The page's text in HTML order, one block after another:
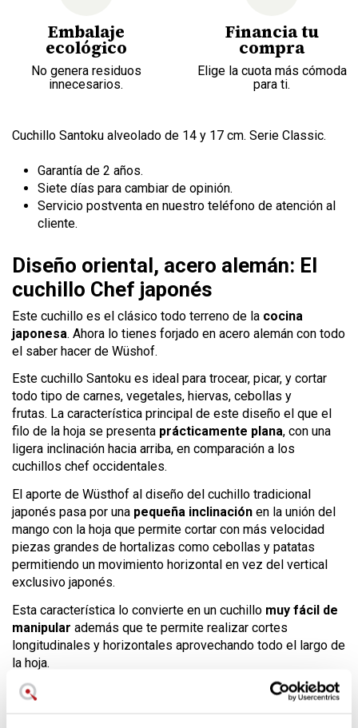
Embalaje
ecológico
No genera residuos
innecesarios.
Financia tu
compra
Elige la cuota más cómoda
para ti.
Cuchillo Santoku alveolado de 14 y 17 cm. Serie Classic.
Garantía de 2 años.
Siete días para cambiar de opinión.
Servicio postventa en nuestro teléfono de atención al
cliente.
Diseño oriental, acero alemán: El
cuchillo Chef japonés
Este cuchillo es el clásico todo terreno de la cocina
japonesa. Ahora lo tienes forjado en acero alemán con todo
el saber hacer de Wüshof.
Este cuchillo Santoku es ideal para trocear, picar, y cortar
todo tipo de carnes, vegetales, hiervas, cebollas y
frutas. La característica principal de este diseño el que el
filo de la hoja se presenta prácticamente plana, con una
ligera inclinación hacia arriba, en comparación a los
cuchillos chef occidentales.
El aporte de Wüsthof al diseño del cuchillo tradicional
japonés pasa por una pequeña inclinación en la unión del
mango con la hoja que permite cortar con más velocidad
piezas grandes de hortalizas como cebollas y patatas
permitiendo un movimiento horizontal en vez del vertical
exclusivo japonés.
Esta característica lo convierte en un cuchillo muy fácil de
manipular además que te permite realizar cortes
longitudinales y horizontales aprovechando todo el largo de
la hoja.